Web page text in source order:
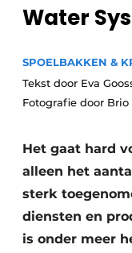
Privacy /
Vacature
Video’s
Water
SPOELBAKKEN &
Tekst door Eva
Fotografie door
Het gaat hard
alleen het
sterk
diensten en
is onder meer